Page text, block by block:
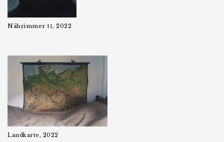
Nähzimmer II, 2022
Landkarte, 2022